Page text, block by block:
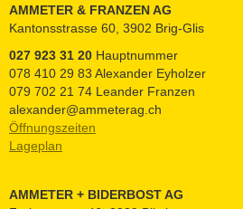
AMMETER & FRANZEN AG
Kantonsstrasse 60, 3902 Brig-Glis
027 923 31 20 Hauptnummer
078 410 29 83 Alexander Eyholzer
079 702 21 74 Leander Franzen
alexander@ammeterag.ch
Öffnungszeiten
Lageplan
AMMETER + BIDERBOST AG